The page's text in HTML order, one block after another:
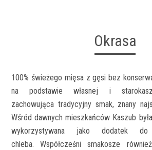
Okrasa
100% świeżego mięsa z gęsi bez
na podstawie własnej i
zachowująca tradycyjny smak, znany
Wśród dawnych mieszkańców Kaszub
wykorzystywana jako dodatek
chleba. Współcześni smakosze